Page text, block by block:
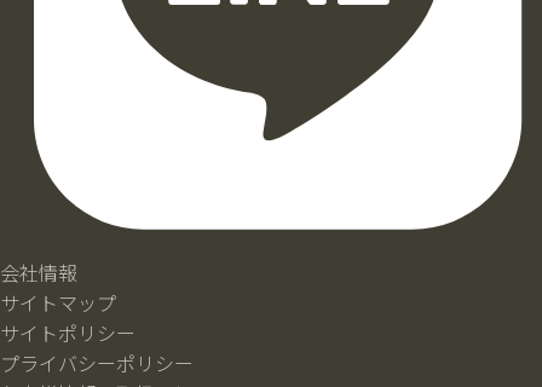
会社情報
サイトマップ
サイトポリシー
プライバシーポリシー